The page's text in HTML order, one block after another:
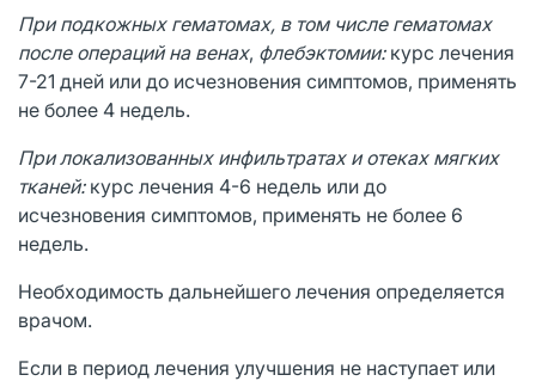
При подкожных гематомах, в том числе гематомах
после операций на венах, флебэктомии:курс лечения
7-21 дней или до исчезновения симптомов, применять
не более 4 недель.
При локализованных инфильтратах и отеках мягких
тканей:курс лечения 4-6 недель или до
исчезновения симптомов, применять не более 6
недель.
Необходимость дальнейшего лечения определяется
врачом.
Если в период лечения улучшения не наступает или